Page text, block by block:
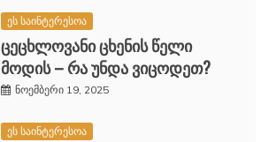
ეს საინტერესოა
ცეცხლოვანი ცხენის წელი
მოდის – რა უნდა ვიცოდეთ?
ნოემბერი 19, 2025
ეს საინტერესოა